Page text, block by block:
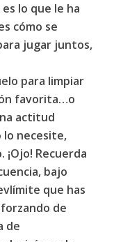
lo que le ha
cómo se
jugar juntos,
para limpiar
favorita…o
actitud
lo necesite,
Recuerda
bajo
que has
de
de